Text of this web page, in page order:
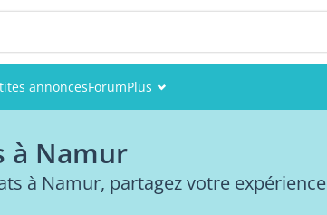
annoncesForumPlus
à Namur
à Namur, partagez votre expérience